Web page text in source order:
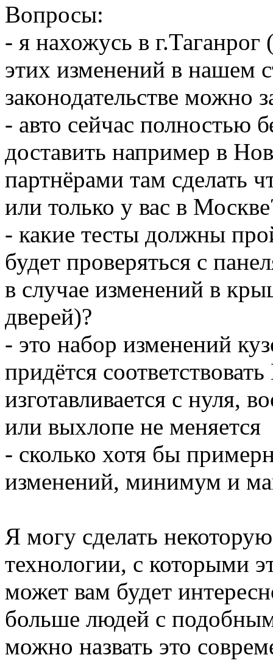
Вопросы:
- я нахожусь в г.Таганрог
этих изменений в нашем
законодательстве можно
- авто сейчас полностью
доставить например в
партнёрами там сделать
или только у вас в
- какие тесты должны
будет проверяться с
в случае изменений в
дверей)?
- это набор изменений
придётся
изготавливается с нуля,
или выхлопе не меняется
- сколько хотя бы
изменений, минимум и
Я могу сделать
технологии, с которыми
может вам будет
больше людей с
можно назвать это